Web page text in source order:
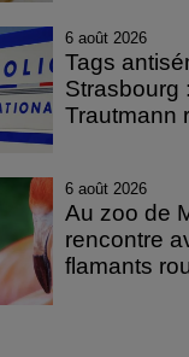
6 août 2026
Tags
Strasbourg
Trautmann
6 août 2026
Au zoo de
rencontre
flamants